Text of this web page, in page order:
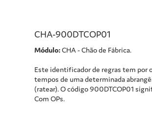
CHA-900DTCOP01
Módulo:CHA - Chão de Fábrica.
Este identificador de regras tem por
tempos de uma determinada
(ratear). O código 900DTCOP01
Com OPs.